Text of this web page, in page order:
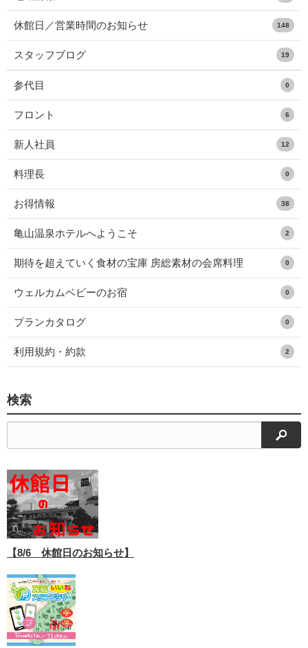
休館日／営業時間のお知らせ 148
スタッフブログ 19
参代目 0
フロント 6
新人社員 12
料理長 0
お得情報 38
亀山温泉ホテルへようこそ 2
期待を超えていく食材の宝庫 房総素材の会席料理 0
ウェルカムベビーのお宿 0
プランカタログ 0
利用規約・約款 2
検索
検索
【8/6 休館日のお知らせ】